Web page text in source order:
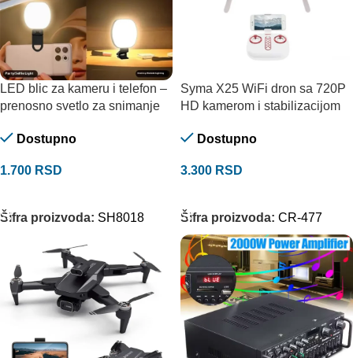
LED blic za kameru i telefon –
prenosno svetlo za snimanje
Dostupno
1.700 RSD
Šifra proizvoda: SH8018
Syma X25 WiFi dron sa 720P
HD kamerom i stabilizacijom
Dostupno
3.300 RSD
Šifra proizvoda: CR-477